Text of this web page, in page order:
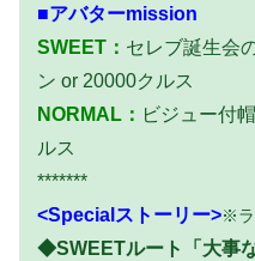
■アバターmission
SWEET： セレブ誕生会
ン or 20000クルス
NORMAL： ビジュー付
ルス
*******
<Specialストーリー>※ラ
◆SWEETルート「大事な